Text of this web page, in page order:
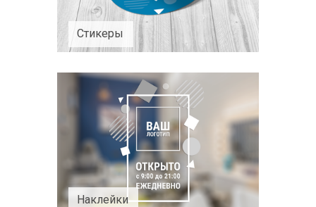
Стикеры
Наклейки